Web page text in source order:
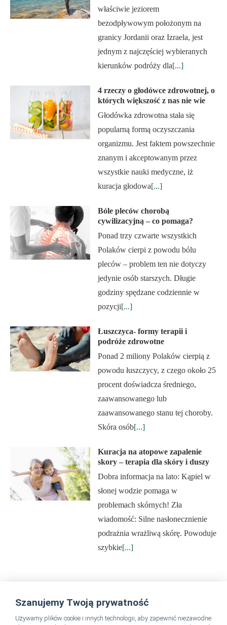
właściwie jeziorem
bezodpływowym położonym na
granicy Jordanii oraz Izraela, jest
jednym z najczęściej wybieranych
kierunków podróży dla[...]
4 rzeczy o głodówce zdrowotnej, o
których większość z nas nie wie
Głodówka zdrowotna stała się
popularną formą oczyszczania
organizmu. Jest faktem powszechnie
znanym i akceptowanym przez
wszystkie nauki medyczne, iż
kuracja głodowa[...]
Bóle pleców chorobą
cywilizacyjną – co pomaga?
Ponad trzy czwarte wszystkich
Polaków cierpi z powodu bólu
pleców – problem ten nie dotyczy
jedynie osób starszych. Długie
godziny spędzane codziennie w
pozycji[...]
Łuszczyca- formy terapii i
podróże zdrowotne
Ponad 2 miliony Polaków cierpią z
powodu łuszczycy, z czego około 25
procent doświadcza średniego,
zaawansowanego lub
zaawansowanego stanu tej choroby.
Skóra osób[...]
Kuracja na atopowe zapalenie
skory – terapia dla skóry i duszy
Dobra informacja na lato: Kąpiel w
słonej wodzie pomaga w
problemach skórnych! Zła
wiadomość: Silne nasłonecznienie
podrażnia wrażliwą skórę. Powoduje
szybkie[...]
SpaDreamsPL Instagram
Szanujemy Twoją prywatność
Używamy plików cookie i innych technologii, aby zapewnić niezawodne